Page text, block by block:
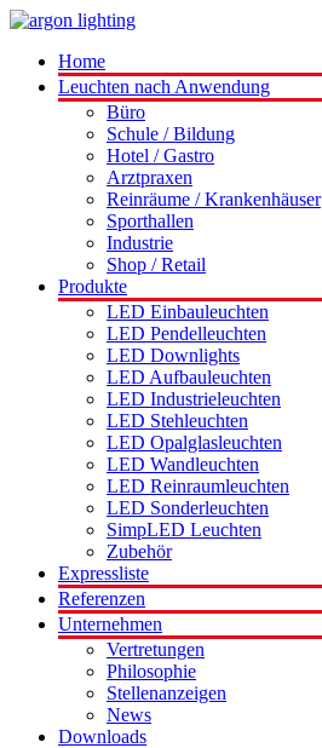
Home
Leuchten nach Anwendung
Büro
Schule / Bildung
Hotel / Gastro
Arztpraxen
Reinräume / Krankenhäuser
Sporthallen
Industrie
Shop / Retail
Produkte
LED Einbauleuchten
LED Pendelleuchten
LED Downlights
LED Aufbauleuchten
LED Industrieleuchten
LED Stehleuchten
LED Opalglasleuchten
LED Wandleuchten
LED Reinraumleuchten
LED Sonderleuchten
SimpLED Leuchten
Zubehör
Expressliste
Referenzen
Unternehmen
Vertretungen
Philosophie
Stellenanzeigen
News
Downloads